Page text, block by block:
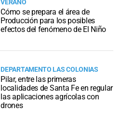
VERANO
Cómo se prepara el área de
Producción para los posibles
efectos del fenómeno de El Niño
DEPARTAMENTO LAS COLONIAS
Pilar, entre las primeras
localidades de Santa Fe en regular
las aplicaciones agrícolas con
drones